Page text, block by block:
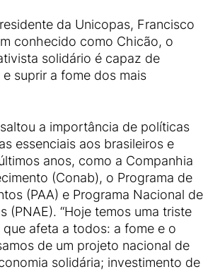
da Unicopas, Francisco
conhecido como Chicão, o
solidário é capaz de
suprir a fome dos mais
a importância de políticas
essenciais aos brasileiros e
anos, como a Companhia
(Conab), o Programa de
(PAA) e Programa Nacional de
(PNAE). “Hoje temos uma triste
afeta a todos: a fome e o
de um projeto nacional de
solidária; investimento de